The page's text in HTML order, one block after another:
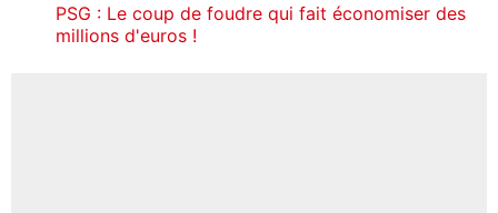
PSG : Le coup de foudre qui fait économiser des
millions d'euros !